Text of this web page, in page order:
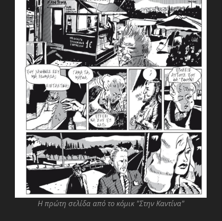
Η πρώτη σελίδα από το κόμικ "Στην Καντίνα"